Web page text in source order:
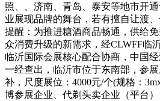
照、、济南、青岛、泰安等地市开
业展现品牌的舞台，若有擅自让渡
提醒：为推进糖酒商品畅通，供给
众消费升级的新需求，经CLWFF临
临沂国际会展核心配合协商，中国
一经查出，临沂市位于东南部，参
补，尺度展位：4000元/个(规格：
博参展企业、代剃头卖企业（平台